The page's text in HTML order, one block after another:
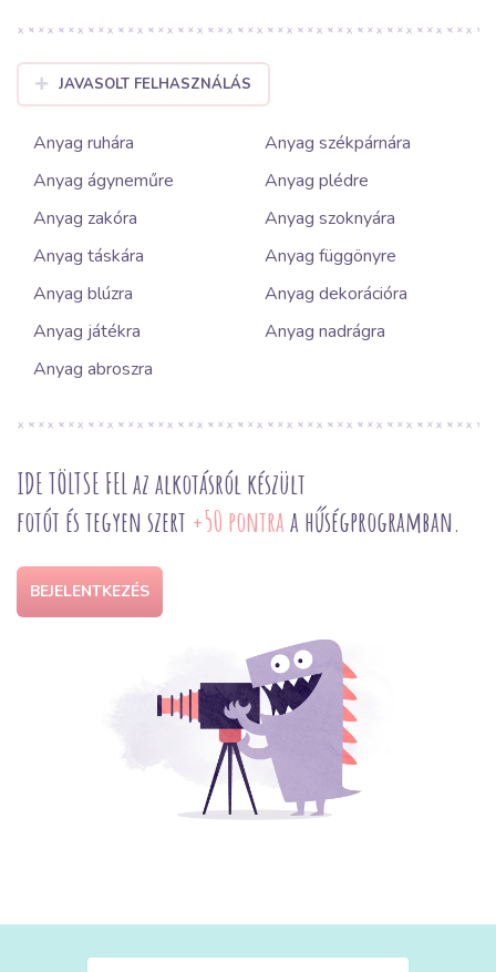
JAVASOLT FELHASZNÁLÁS
Anyag ruhára
Anyag székpárnára
Anyag ágyneműre
Anyag plédre
Anyag zakóra
Anyag szoknyára
Anyag táskára
Anyag függönyre
Anyag blúzra
Anyag dekorációra
Anyag játékra
Anyag nadrágra
Anyag abroszra
IDE TÖLTSE FEL az alkotásról készült
fotót és tegyen szert +50 pontraa hűségprogramban.
BEJELENTKEZÉS